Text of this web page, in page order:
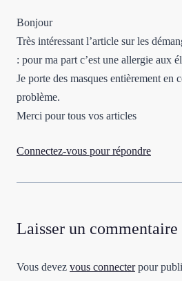
Bonjour
Très intéressant l’article sur les
: pour ma part c’est une allergie aux
Je porte des masques entièrement en
problème.
Merci pour tous vos articles
Connectez-vous pour répondre
Laisser un commentaire
Vous devez vous connecterpour